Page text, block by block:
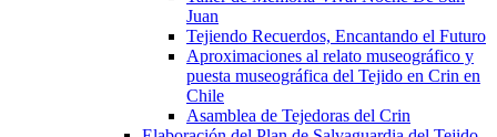
Juan
Tejiendo Recuerdos, Encantando el Futuro
Aproximaciones al relato museográfico y
puesta museográfica del Tejido en Crin en
Chile
Asamblea de Tejedoras del Crin